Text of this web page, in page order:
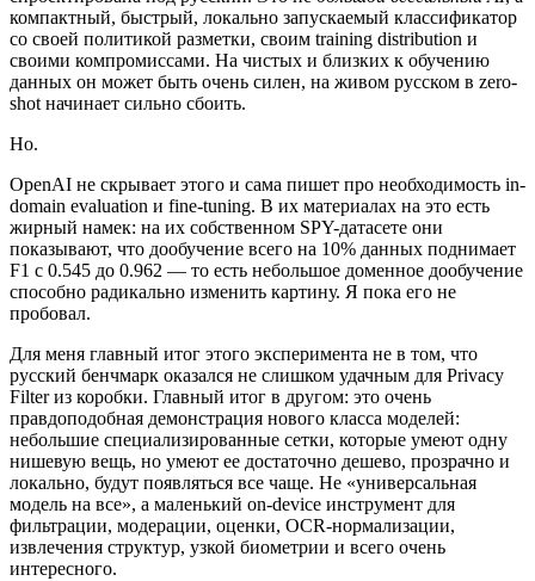
компактный, быстрый, локально запускаемый классификатор
со своей политикой разметки, своим training distribution и
своими компромиссами. На чистых и близких к обучению
данных он может быть очень силен, на живом русском в zero-
shot начинает сильно сбоить.
Но.
OpenAI не скрывает этого и сама пишет про необходимость in-
domain evaluation и fine-tuning. В их материалах на это есть
жирный намек: на их собственном SPY-датасете они
показывают, что дообучение всего на 10% данных поднимает
F1 с 0.545 до 0.962 — то есть небольшое доменное дообучение
способно радикально изменить картину. Я пока его не
пробовал.
Для меня главный итог этого эксперимента не в том, что
русский бенчмарк оказался не слишком удачным для Privacy
Filter из коробки. Главный итог в другом: это очень
правдоподобная демонстрация нового класса моделей:
небольшие специализированные сетки, которые умеют одну
нишевую вещь, но умеют ее достаточно дешево, прозрачно и
локально, будут появляться все чаще. Не «универсальная
модель на все», а маленький on-device инструмент для
фильтрации, модерации, оценки, OCR-нормализации,
извлечения структур, узкой биометрии и всего очень
интересного.